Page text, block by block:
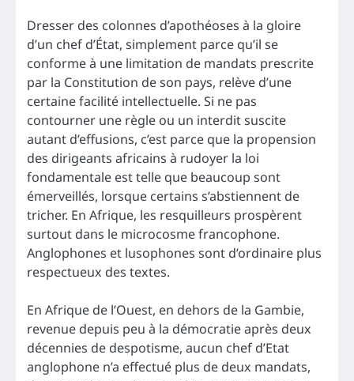
Dresser des colonnes d’apothéoses à la gloire
d’un chef d’État, simplement parce qu’il se
conforme à une limitation de mandats prescrite
par la Constitution de son pays, relève d’une
certaine facilité intellectuelle. Si ne pas
contourner une règle ou un interdit suscite
autant d’effusions, c’est parce que la propension
des dirigeants africains à rudoyer la loi
fondamentale est telle que beaucoup sont
émerveillés, lorsque certains s’abstiennent de
tricher. En Afrique, les resquilleurs prospèrent
surtout dans le microcosme francophone.
Anglophones et lusophones sont d’ordinaire plus
respectueux des textes.
En Afrique de l’Ouest, en dehors de la Gambie,
revenue depuis peu à la démocratie après deux
décennies de despotisme, aucun chef d’Etat
anglophone n’a effectué plus de deux mandats,